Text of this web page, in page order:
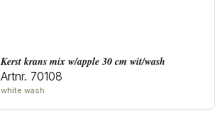
Kerst krans mix w/apple 30 cm wit/wash
Artnr. 70108
white wash